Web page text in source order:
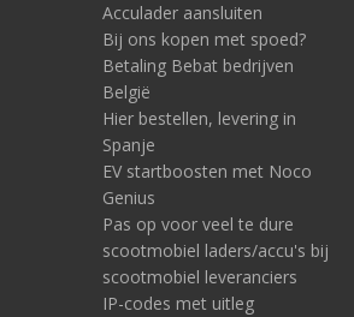
Acculader aansluiten
Bij ons kopen met spoed?
Betaling Bebat bedrijven
België
Hier bestellen, levering in
Spanje
EV startboosten met Noco
Genius
Pas op voor veel te dure
scootmobiel laders/accu's bij
scootmobiel leveranciers
IP-codes met uitleg